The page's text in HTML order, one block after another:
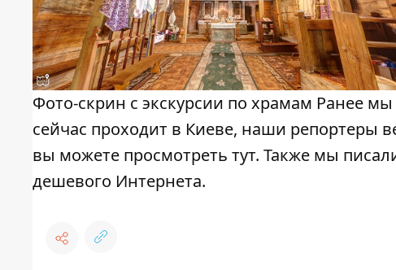
Фото-скрин с экскурсии по храмам Ранее
сейчас проходит в Киеве, наши репортеры
вы можете просмотреть тут. Также мы
дешевого Интернета.